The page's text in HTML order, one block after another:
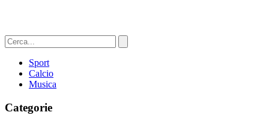
Sport
Calcio
Musica
Categorie